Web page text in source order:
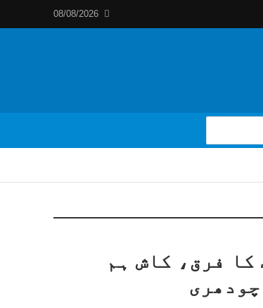
08/08/2026
کا فرق، کاش ہم